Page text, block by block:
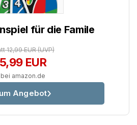
für die Famile
12,99 EUR(UVP)
5,99 EUR
bei amazon.de
Angebot